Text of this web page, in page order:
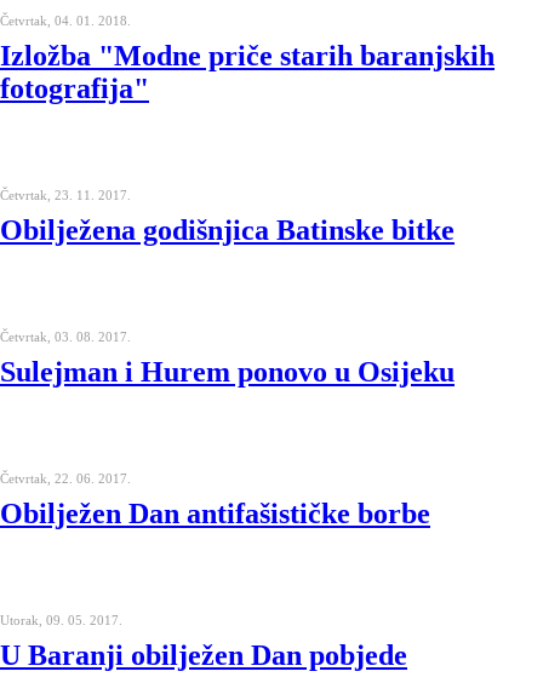
Četvrtak, 04. 01. 2018.
Izložba "Modne priče starih baranjskih
fotografija"
Četvrtak, 23. 11. 2017.
Obilježena godišnjica Batinske bitke
Četvrtak, 03. 08. 2017.
Sulejman i Hurem ponovo u Osijeku
Četvrtak, 22. 06. 2017.
Obilježen Dan antifašističke borbe
Utorak, 09. 05. 2017.
U Baranji obilježen Dan pobjede